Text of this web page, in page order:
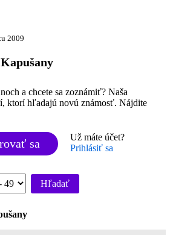
2009
a chcete sa zoznámiť? Naša
ktorí hľadajú novú známosť. Nájdite
sa
Už máte účet?
Prihlásiť sa
Hľadať